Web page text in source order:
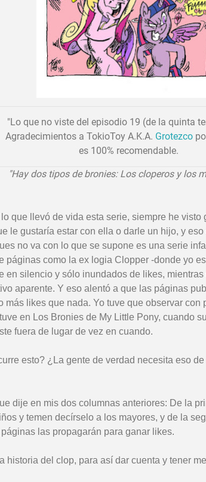
"Lo que no viste del episodio 19 (de la quinta
Agradecimientos a TokioToy A.K.A. Grotezco
es 100% recomendable.
"Hay dos tipos de bronies: Los cloperos y los
que llevó de vida esta serie, siempre he
le gustaría estar con ella o darle un hijo, y
no va con lo que se supone es una serie
páginas como la ex logia Clopper -donde yo
en silencio y sólo inundados de likes,
aparente. Y eso alentó a que las páginas
más likes que nada. Yo tuve que observar
en Los Bronies de My Little Pony, cuando
fuera de lugar de vez en cuando.
esto? ¿La gente de verdad necesita eso
dije en mis dos columnas anteriores: De la
y temen decírselo a los mayores, y de la
las propagarán para ganar likes.
historia del clop, para así dar cuenta y tener